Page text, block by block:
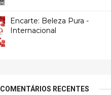
Encarte: Beleza Pura -
Internacional
COMENTÁRIOS RECENTES